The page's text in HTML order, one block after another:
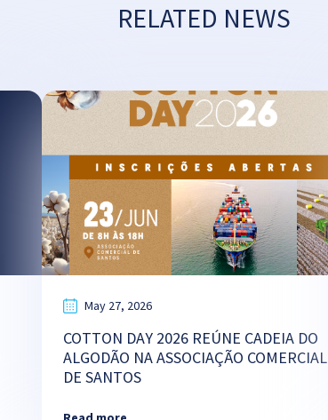
RELATED NEWS
May 27, 2026
COTTON DAY 2026 REÚNE CADEIA DO
ALGODÃO NA ASSOCIAÇÃO COMERCIAL
DE SANTOS